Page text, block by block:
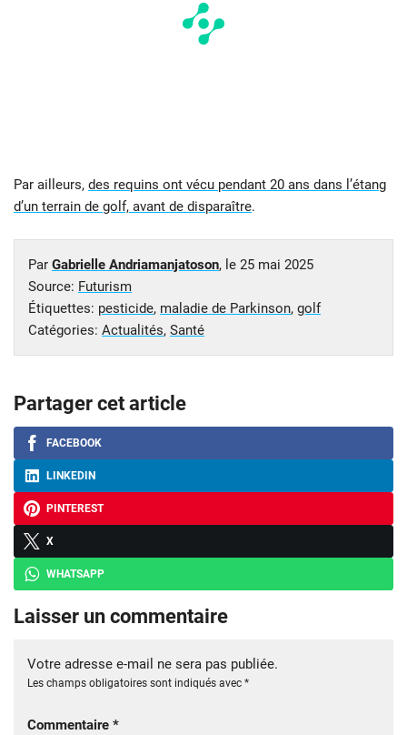
Par ailleurs, des requins ont vécu pendant 20 ans dans l’étang
d’un terrain de golf, avant de disparaître.
Par Gabrielle Andriamanjatoson, le 25 mai 2025
Source: Futurism
Étiquettes: pesticide, maladie de Parkinson, golf
Catégories: Actualités, Santé
Partager cet article
FACEBOOK
LINKEDIN
PINTEREST
X
WHATSAPP
Laisser un commentaire
Votre adresse e-mail ne sera pas publiée.
Les champs obligatoires sont indiqués avec *
Commentaire *